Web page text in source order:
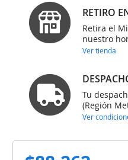
RETIRO
Retira el
nuestro
Ver tienda
Tu
(Región
Ver